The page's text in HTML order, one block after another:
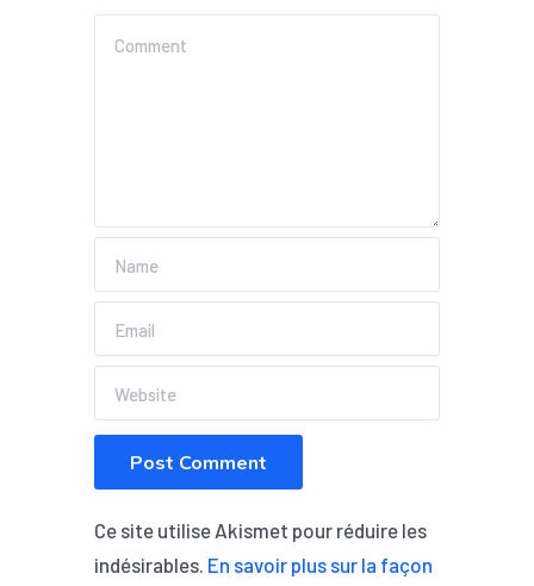
Ce site utilise Akismet pour réduire les
indésirables. En savoir plus sur la façon